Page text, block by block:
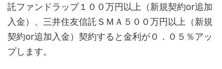
託ファンドラップ１００万円以上（新規契約or追加
入金）、三井住友信託ＳＭＡ５００万円以上（新規
契約or追加入金）契約すると金利が０．０５％アッ
プします。